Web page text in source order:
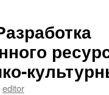
С.
С.
editor